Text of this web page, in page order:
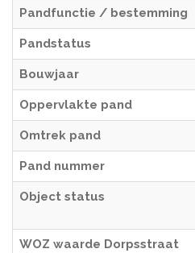
Pandfunctie / bestemming
Pandstatus
Bouwjaar
Oppervlakte pand
Omtrek pand
Pand nummer
Object status
WOZ waarde Dorpsstraat